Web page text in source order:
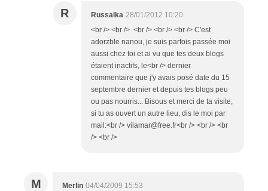
R Russalka 28/01/2012 10:20
<br /> <br /> <br /> <br /> <br /> C'est
adorzble nanou, je suis parfois passée moi
aussi chez toi et ai vu que tes deux blogs
étaient inactifs, le<br /> dernier
commentaire que j'y avais posé date du 15
septembre dernier et depuis tes blogs peu
ou pas nourris... Bisous et merci de ta visite,
si tu as ouvert un autre lieu, dis le moi par
mail:<br /> vilamar@free.fr<br /> <br /> <br
/> <br />
M Merlin 04/04/2009 15:53